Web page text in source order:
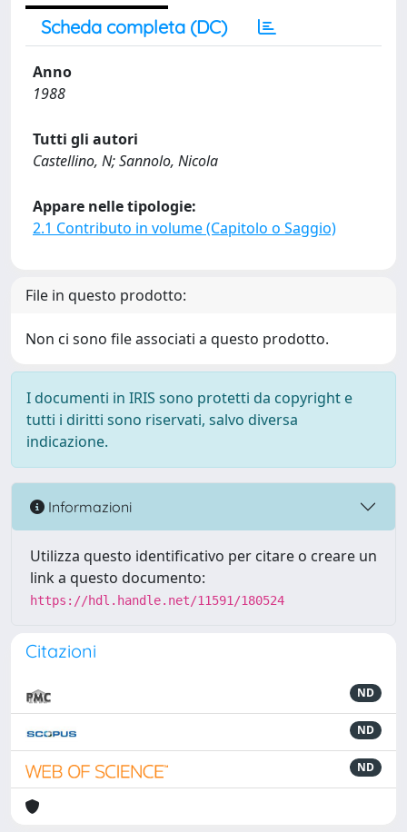
Scheda completa (DC)
Anno
1988
Tutti gli autori
Castellino, N; Sannolo, Nicola
Appare nelle tipologie:
2.1 Contributo in volume (Capitolo o Saggio)
File in questo prodotto:
Non ci sono file associati a questo prodotto.
I documenti in IRIS sono protetti da copyright e
tutti i diritti sono riservati, salvo diversa
indicazione.
Informazioni
Utilizza questo identificativo per citare o creare un
link a questo documento:
https://hdl.handle.net/11591/180524
Citazioni
ND
ND
ND